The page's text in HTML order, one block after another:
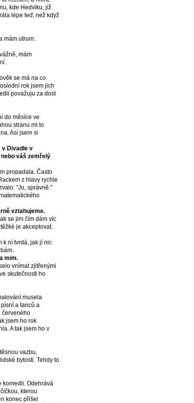
kde Hedviku, jíž
lépe teď, než když
mám utrum.
mám
se má na co
rok jsem jich
považuju za dost
do měsíce ve
stranu mi to
Asi jsem si
v Divadle v
váš zemřelý
propadala. Často
z hlavy rychle
"Jo, správně."
vztahujeme.
se jim čím dám víc
je akceptovat.
k ní tvrdá, jak jí nic
mim.
vnímat zjitřenými
skutečnosti ho
musela
a tanců a
červeného
jsem ho rok
A tak jsem ho v
vazbu,
bytosti. Tehdy to
komedii. Odehrává
kterou
konec přišel